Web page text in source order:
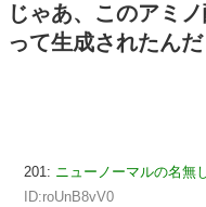
じゃあ、このアミ
って生成されたんだ
201: ニューノーマルの名無
ID:roUnB8vV0